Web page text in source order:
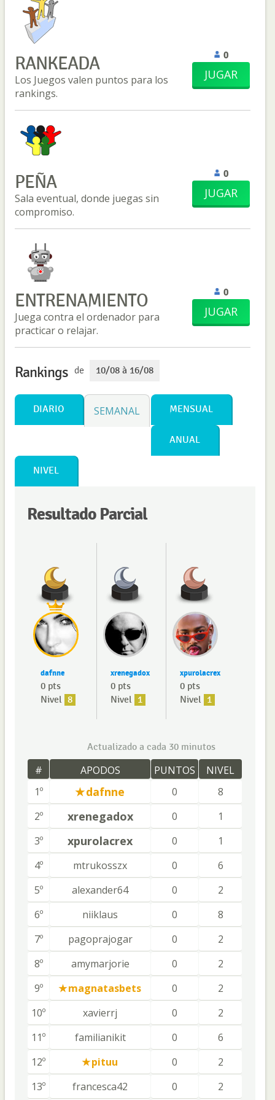
RANKEADA
Los Juegos valen puntos para los
rankings.
0
JUGAR
PEÑA
Sala eventual, donde juegas sin
compromiso.
0
JUGAR
ENTRENAMIENTO
Juega contra el ordenador para
practicar o relajar.
0
JUGAR
Rankings de 10/08 à 16/08
DIARIO SEMANAL MENSUAL
ANUAL
NIVEL
Resultado Parcial
dafnne
0 pts
Nivel 8
xrenegadox
0 pts
Nivel 1
xpurolacrex
0 pts
Nivel 1
Actualizado a cada 30 minutos
# APODOS PUNTOS
NIVEL
1º
dafnne 0
8
2º
xrenegadox 0
1
3º
xpurolacrex 0
1
4º
mtrukosszx 0
6
5º
alexander64 0
2
6º
niiklaus 0
8
7º
pagoprajogar 0
2
8º
amymarjorie 0
2
9º
magnatasbets 0
2
10º
xavierrj 0
2
11º
familianikit 0
6
12º
pituu 0
2
13º
francesca42 0 2